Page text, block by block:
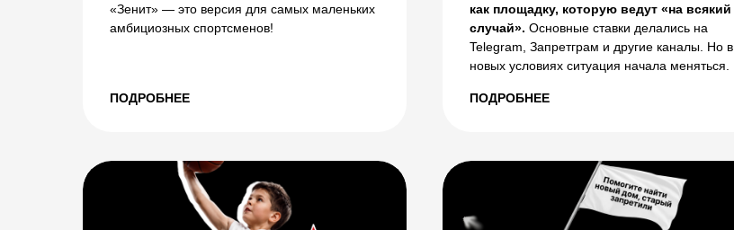
«Зенит» — это версия для самых маленьких
амбициозных спортсменов!
ПОДРОБНЕЕ
как площадку, которую ведут «на всякий
случай». Основные ставки делались на
Telegram, Запретграм и другие каналы. Но в
новых условиях ситуация начала меняться.
ПОДРОБНЕЕ